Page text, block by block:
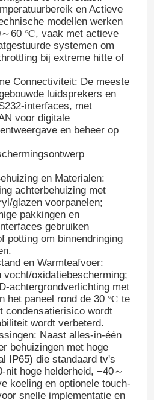
en Actieve
modellen werken
～60 ℃, vaak met actieve
systemen om
bij extreme hitte of
Connectiviteit: De meeste
luidsprekers en
interfaces, met
voor digitale
en beheer op
en Materialen:
achterbehuizing met
glazen voorpanelen;
pakkingen en
gebruiken
potting om binnendringing
en Warmteafvoer:
vocht/oxidatiebescherming;
achtergrondverlichting met
het paneel rond de 30 ℃ te
condensatierisico wordt
wordt verbeterd.
Naast alles-in-één
behuizingen met hoge
IP65) die standaard tv's
hoge helderheid, −40～
koeling en optionele touch-
snelle implementatie en